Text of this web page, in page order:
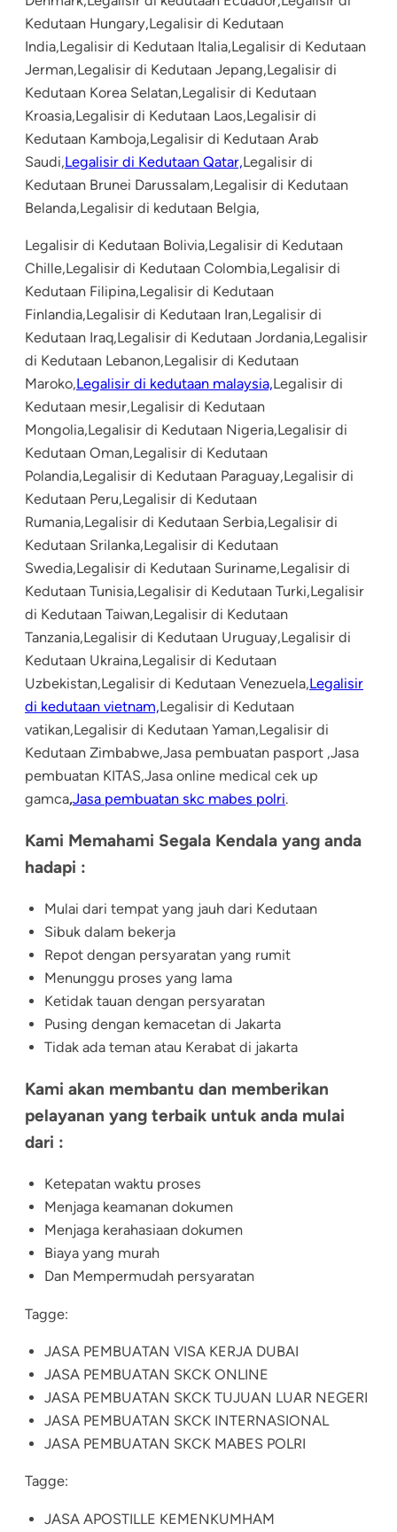
Kedutaan Hungary,Legalisir di Kedutaan
India,Legalisir di Kedutaan Italia,Legalisir di Kedutaan
Jerman,Legalisir di Kedutaan Jepang,Legalisir di
Kedutaan Korea Selatan,Legalisir di Kedutaan
Kroasia,Legalisir di Kedutaan Laos,Legalisir di
Kedutaan Kamboja,Legalisir di Kedutaan Arab
Saudi,Legalisir di Kedutaan Qatar,Legalisir di
Kedutaan Brunei Darussalam,Legalisir di Kedutaan
Belanda,Legalisir di kedutaan Belgia,
Legalisir di Kedutaan Bolivia,Legalisir di Kedutaan
Chille,Legalisir di Kedutaan Colombia,Legalisir di
Kedutaan Filipina,Legalisir di Kedutaan
Finlandia,Legalisir di Kedutaan Iran,Legalisir di
Kedutaan Iraq,Legalisir di Kedutaan Jordania,Legalisir
di Kedutaan Lebanon,Legalisir di Kedutaan
Maroko,Legalisir di kedutaan malaysia,Legalisir di
Kedutaan mesir,Legalisir di Kedutaan
Mongolia,Legalisir di Kedutaan Nigeria,Legalisir di
Kedutaan Oman,Legalisir di Kedutaan
Polandia,Legalisir di Kedutaan Paraguay,Legalisir di
Kedutaan Peru,Legalisir di Kedutaan
Rumania,Legalisir di Kedutaan Serbia,Legalisir di
Kedutaan Srilanka,Legalisir di Kedutaan
Swedia,Legalisir di Kedutaan Suriname,Legalisir di
Kedutaan Tunisia,Legalisir di Kedutaan Turki,Legalisir
di Kedutaan Taiwan,Legalisir di Kedutaan
Tanzania,Legalisir di Kedutaan Uruguay,Legalisir di
Kedutaan Ukraina,Legalisir di Kedutaan
Uzbekistan,Legalisir di Kedutaan Venezuela,Legalisir
di kedutaan vietnam,Legalisir di Kedutaan
vatikan,Legalisir di Kedutaan Yaman,Legalisir di
Kedutaan Zimbabwe,Jasa pembuatan pasport ,Jasa
pembuatan KITAS,Jasa online medical cek up
gamca,Jasa pembuatan skc mabes polri.
Kami Memahami Segala Kendala yang anda
hadapi :
Mulai dari tempat yang jauh dari Kedutaan
Sibuk dalam bekerja
Repot dengan persyaratan yang rumit
Menunggu proses yang lama
Ketidak tauan dengan persyaratan
Pusing dengan kemacetan di Jakarta
Tidak ada teman atau Kerabat di jakarta
Kami akan membantu dan memberikan
pelayanan yang terbaik untuk anda mulai
dari :
Ketepatan waktu proses
Menjaga keamanan dokumen
Menjaga kerahasiaan dokumen
Biaya yang murah
Dan Mempermudah persyaratan
Tagge:
JASA PEMBUATAN VISA KERJA DUBAI
JASA PEMBUATAN SKCK ONLINE
JASA PEMBUATAN SKCK TUJUAN LUAR NEGERI
JASA PEMBUATAN SKCK INTERNASIONAL
JASA PEMBUATAN SKCK MABES POLRI
Tagge:
JASA APOSTILLE KEMENKUMHAM